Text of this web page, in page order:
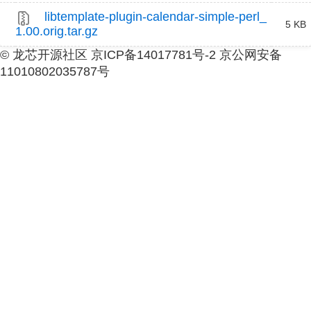
libtemplate-plugin-calendar-simple-perl_
1.00.orig.tar.gz
5 KB
© 龙芯开源社区 京ICP备14017781号-2 京公网安备
11010802035787号